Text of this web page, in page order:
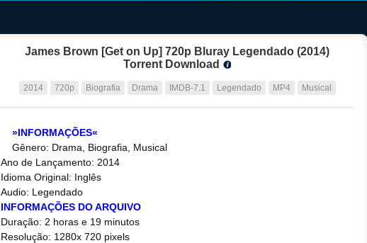
James Brown [Get on Up] 720p Bluray Legendado (2014)
Torrent Download
2014 720p Biografia Drama IMDB-7.1 Legendado MP4 Musical
»INFORMAÇÕES«
Gênero: Drama, Biografia, Musical
Ano de Lançamento: 2014
Idioma Original: Inglês
Audio: Legendado
INFORMAÇÕES DO ARQUIVO
Duração: 2 horas e 19 minutos
Resolução: 1280x 720 pixels